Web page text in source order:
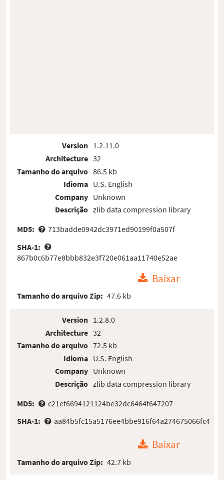
Version
Architecture
Tamanho do arquivo
Idioma
Company
Descrição
1.2.11.0
32
86.5 kb
U.S. English
Unknown
zlib data compression library
MD5:
713badde0942dc3971ed90199f0a507f
SHA-1:
867b0c6b77e8bbb832e3f720e061aa11740e52ae
Baixar
Tamanho do arquivo Zip: 47.6 kb
Version
Architecture
Tamanho do arquivo
Idioma
Company
Descrição
1.2.8.0
32
72.5 kb
U.S. English
Unknown
zlib data compression library
MD5:
c21ef6694121124be32dc6464f647207
SHA-1:
aa84b5fc15a5176ee4bbe916f64a274675066fc4
Baixar
Tamanho do arquivo Zip: 42.7 kb